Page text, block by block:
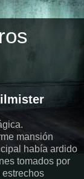
mansión
había ardido
tomados por
estrechos